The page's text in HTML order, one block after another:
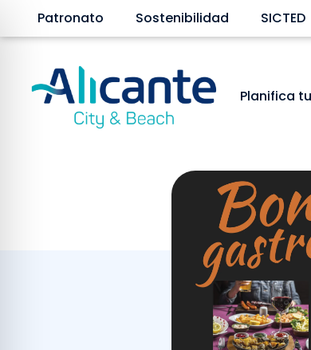
Patronato Sostenibilidad SICTED
Planifica
Edicto:
Octubre 27, 2023